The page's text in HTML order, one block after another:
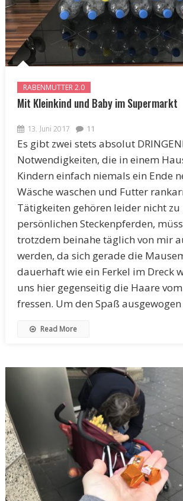
RABENMUTTER 2.0
Mit Kleinkind und Baby im Supermarkt
13. Juni 2017 11
Es gibt zwei stets absolut
Notwendigkeiten, die in einem
Kindern einfach niemals ein Ende
Wäsche waschen und Futter
Tätigkeiten gehören leider nicht zu
persönlichen Steckenpferden,
trotzdem beinahe täglich von mir
werden, da sich gerade die
dauerhaft wie ein Ferkel im Dreck
uns hier gegenseitig die Haare
fressen. Um den Spaß
Read More